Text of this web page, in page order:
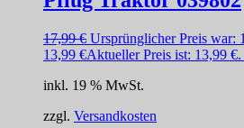
17,99€ Ursprünglicher Preis war:
13,99 €Aktueller Preis ist: 13,99 €.
inkl. 19 % MwSt.
zzgl. Versandkosten